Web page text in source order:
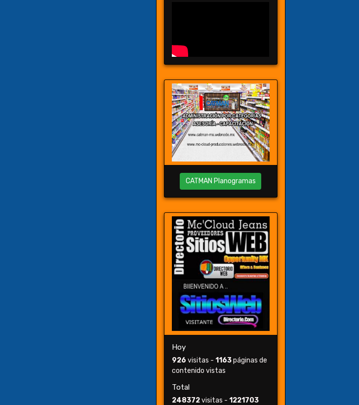
CATMAN Planogramas
Hoy
926 visitas -1163páginas de
contenido vistas
Total
248372visitas -1221703